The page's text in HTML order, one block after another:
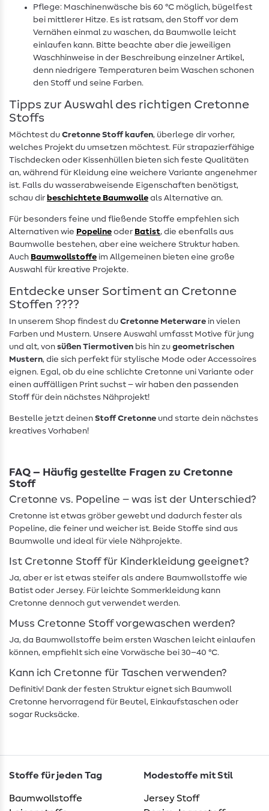
Pflege: Maschinenwäsche bis 60 °C möglich, bügelfest
bei mittlerer Hitze. Es ist ratsam, den Stoff vor dem
Vernähen einmal zu waschen, da Baumwolle leicht
einlaufen kann. Bitte beachte aber die jeweiligen
Waschhinweise in der Beschreibung einzelner Artikel,
denn niedrigere Temperaturen beim Waschen schonen
den Stoff und seine Farben.
Tipps zur Auswahl des richtigen Cretonne
Stoffs
Möchtest du Cretonne Stoff kaufen, überlege dir vorher,
welches Projekt du umsetzen möchtest. Für strapazierfähige
Tischdecken oder Kissenhüllen bieten sich feste Qualitäten
an, während für Kleidung eine weichere Variante angenehmer
ist. Falls du wasserabweisende Eigenschaften benötigst,
schau dir beschichtete Baumwolle als Alternative an.
Für besonders feine und fließende Stoffe empfehlen sich
Alternativen wie Popeline oder Batist, die ebenfalls aus
Baumwolle bestehen, aber eine weichere Struktur haben.
Auch Baumwollstoffe im Allgemeinen bieten eine große
Auswahl für kreative Projekte.
Entdecke unser Sortiment an Cretonne
Stoffen ????️
In unserem Shop findest du Cretonne Meterware in vielen
Farben und Mustern. Unsere Auswahl umfasst Motive für jung
und alt, von süßen Tiermotiven bis hin zu geometrischen
Mustern, die sich perfekt für stylische Mode oder Accessoires
eignen. Egal, ob du eine schlichte Cretonne uni Variante oder
einen auffälligen Print suchst – wir haben den passenden
Stoff für dein nächstes Nähprojekt!
Bestelle jetzt deinen Stoff Cretonne und starte dein nächstes
kreatives Vorhaben!
FAQ – Häufig gestellte Fragen zu Cretonne
Stoff
Cretonne vs. Popeline – was ist der Unterschied?
Cretonne ist etwas gröber gewebt und dadurch fester als
Popeline, die feiner und weicher ist. Beide Stoffe sind aus
Baumwolle und ideal für viele Nähprojekte.
Ist Cretonne Stoff für Kinderkleidung geeignet?
Ja, aber er ist etwas steifer als andere Baumwollstoffe wie
Batist oder Jersey. Für leichte Sommerkleidung kann
Cretonne dennoch gut verwendet werden.
Muss Cretonne Stoff vorgewaschen werden?
Ja, da Baumwollstoffe beim ersten Waschen leicht einlaufen
können, empfiehlt sich eine Vorwäsche bei 30–40 °C.
Kann ich Cretonne für Taschen verwenden?
Definitiv! Dank der festen Struktur eignet sich Baumwoll
Cretonne hervorragend für Beutel, Einkaufstaschen oder
sogar Rucksäcke.
Stoffe für jeden Tag
Baumwollstoffe
Modestoffe mit Stil
Jersey Stoff